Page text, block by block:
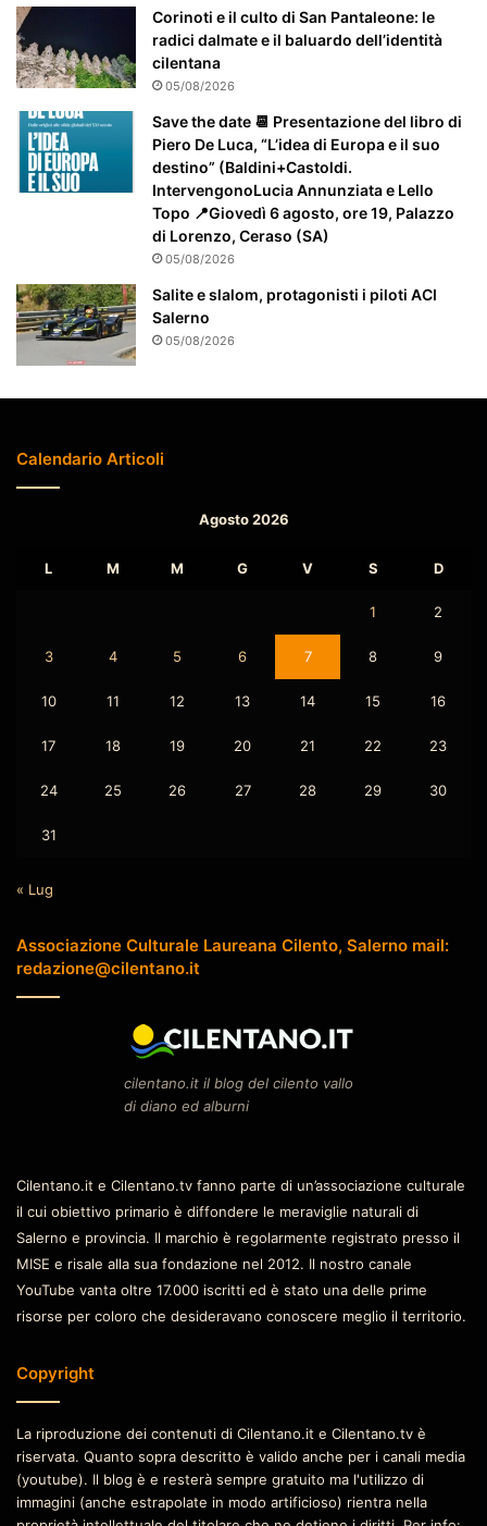
a
t
t
e
n
Corinoti e il culto di San Pantaleone: le
radici dalmate e il baluardo dell’identità
cilentana
05/08/2026
Save the date 📆 Presentazione del libro di
Piero De Luca, “L’idea di Europa e il suo
destino” (Baldini+Castoldi.
IntervengonoLucia Annunziata e Lello
Topo 📍Giovedì 6 agosto, ore 19, Palazzo
di Lorenzo, Ceraso (SA)
05/08/2026
Salite e slalom, protagonisti i piloti ACI
Salerno
05/08/2026
Calendario Articoli
Agosto 2026
L M M G V S D
1 2
3 4 5 6 7 8 9
10 11 12 13 14 15 16
17 18 19 20 21 22 23
24 25 26 27 28 29 30
31
« Lug
Associazione Culturale Laureana Cilento, Salerno mail:
redazione@cilentano.it
cilentano.it il blog del cilento vallo
di diano ed alburni
Cilentano.it e Cilentano.tv fanno parte di un’associazione culturale
il cui obiettivo primario è diffondere le meraviglie naturali di
Salerno e provincia. Il marchio è regolarmente registrato presso il
MISE e risale alla sua fondazione nel 2012. Il nostro canale
YouTube vanta oltre 17.000 iscritti ed è stato una delle prime
risorse per coloro che desideravano conoscere meglio il territorio.
Copyright
La riproduzione dei contenuti di Cilentano.it e Cilentano.tv è
riservata. Quanto sopra descritto è valido anche per i canali media
(youtube). Il blog è e resterà sempre gratuito ma l'utilizzo di
immagini (anche estrapolate in modo artificioso) rientra nella